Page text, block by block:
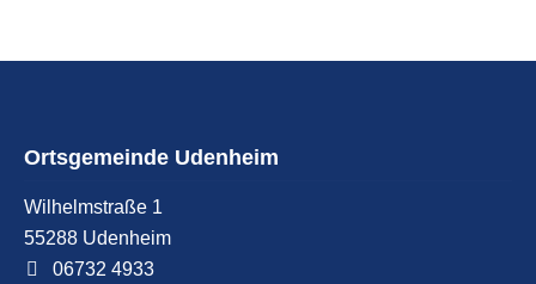
Ortsgemeinde Udenheim
Wilhelmstraße 1
55288 Udenheim
06732 4933